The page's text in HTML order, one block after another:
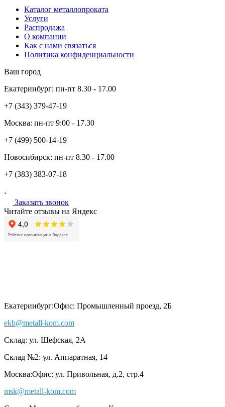
Каталог металлопроката
Услуги
Распродажа
О компании
Как с нами связаться
Политика конфиденциальности
Ваш город
Екатеринбург: пн-пт 8.30 - 17.00
+7 (343) 379-47-19
Москва: пн-пт 9:00 - 17.30
+7 (499) 500-14-19
Новосибирск: пн-пт 8.30 - 17.00
+7 (383) 383-07-18
Заказать звонок
Читайте отзывы на Яндекс
Екатеринбург:Офис: Промышленный проезд, 2Б
ekb@metall-kom.com
Склад: ул. Шефская, 2А
Склад №2: ул. Аппаратная, 14
Москва:Офис: ул. Привольная, д.2, стр.4
msk@metall-kom.com